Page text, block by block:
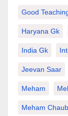
Good
Haryana Gk
India Gk
Jeevan Saar
Meham
Meham